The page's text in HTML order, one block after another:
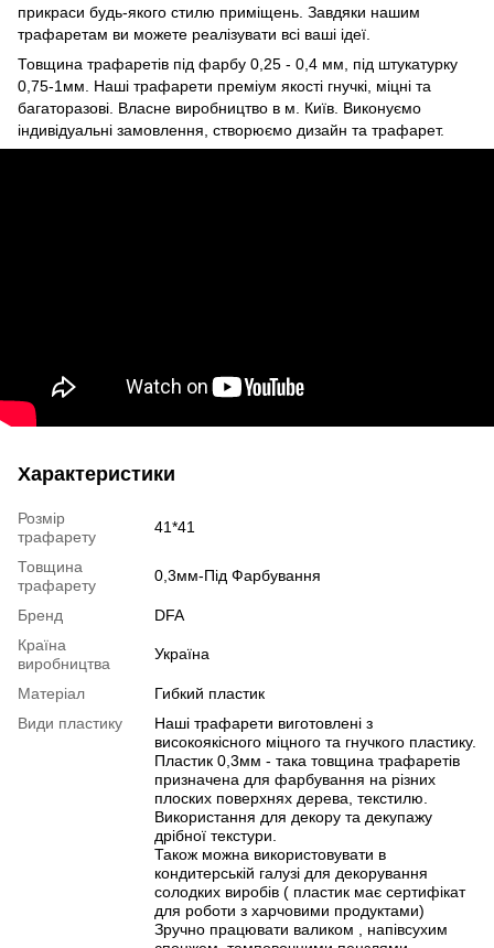
прикраси будь-якого стилю приміщень. Завдяки нашим
трафаретам ви можете реалізувати всі ваші ідеї.
Товщина трафаретів під фарбу 0,25 - 0,4 мм, під штукатурку
0,75-1мм. Наші трафарети преміум якості гнучкі, міцні та
багаторазові. Власне виробництво в м. Київ. Виконуємо
індивідуальні замовлення, створюємо дизайн та трафарет.
Характеристики
Розмір
трафарету
41*41
Товщина
трафарету
0,3мм-Під Фарбування
Бренд
DFA
Країна
виробництва
Україна
Матеріал
Гибкий пластик
Види пластику
Наші трафарети виготовлені з
високоякісного міцного та гнучкого пластику.
Пластик 0,3мм - така товщина трафаретів
призначена для фарбування на різних
плоских поверхнях дерева, текстилю.
Використання для декору та декупажу
дрібної текстури.
Також можна використовувати в
кондитерській галузі для декорування
солодких виробів ( пластик має сертифікат
для роботи з харчовими продуктами)
Зручно працювати валиком , напівсухим